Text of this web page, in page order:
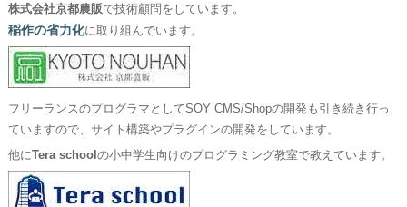
株式会社京都農販で技術顧問をしています。
稲作の省力化に取り組んでいます。
フリーランスのプログラマとしてSOY CMS/Shopの開発も引き続き行っ
ていますので、サイト構築やプラグインの開発をしています。
他にTera school の小中学生向けのプログラミング教室で教えています。